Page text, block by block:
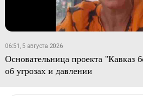
06:51, 5 августа 2026
Основательница проекта "Кавказ
об угрозах и давлении